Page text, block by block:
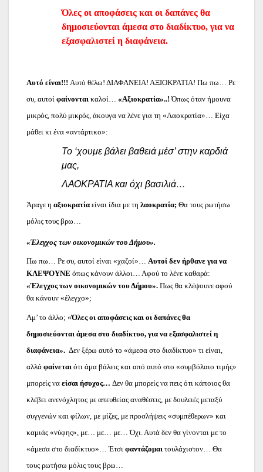
Όλες οι αποφάσεις και οι δαπάνες θα
δημοσιεύονται άμεσα στο διαδίκτυο, για να
εξασφαλιστεί η διαφάνεια.
Αυτό είναι!!! Αυτό θέλω! ΔΙΑΦΑΝΕΙΑ! ΑΞΙΟΚΡΑΤΙΑ! Πω πω… Ρε
συ, αυτοί φαίνονται καλοί… «Αξιοκρατία»..!Όπως όταν ήμουνα
μικρός, πολύ μικρός, άκουγα να λένε για τη «Λαοκρατία»… Είχα
μάθει κι ένα «αντάρτικο»:
Το ‘χουμε βάλει βαθειά μέσ’ στην καρδιά
μας,
ΛΑΟΚΡΑΤΙΑ και όχι βασιλιά…
Άραγε η αξιοκρατία είναι ίδια με τη λαοκρατία; Θα τους ρωτήσω
μόλις τους βρω…
«Έλεγχος των οικονομικών του Δήμου».
Πω πω… Ρε συ, αυτοί είναι «χαζοί»… Αυτοί δεν ήρθανε για να
ΚΛΕΨΟΥΝΕ όπως κάνουν άλλοι… Αφού το λένε καθαρά:
«Έλεγχος των οικονομικών του Δήμου». Πως θα κλέψουνε αφού
θα κάνουν «έλεγχο»;
Αμ’ το άλλο; «Όλες οι αποφάσεις και οι δαπάνες θα
δημοσιεύονται άμεσα στο διαδίκτυο, για να εξασφαλιστεί η
διαφάνεια». Δεν ξέρω αυτό το «άμεσα στο διαδίκτυο» τι είναι,
αλλά φαίνεται ότι άμα βάλεις και από αυτό στο «συμβόλαιο τιμής»
μπορείς να είσαι ήσυχος… Δεν θα μπορείς να πεις ότι κάποιος θα
κλέβει ανενόχλητος με απευθείας αναθέσεις, με δουλειές μεταξύ
συγγενών και φίλων, με μίζες, με προσλήψεις «συμπέθερων» και
καμιάς «νύφης», με… με… με… Όχι. Αυτά δεν θα γίνονται με το
«άμεσα στο διαδίκτυο»… Έτσι φαντάζομαι τουλάχιστον… Θα
τους ρωτήσω μόλις τους βρω…